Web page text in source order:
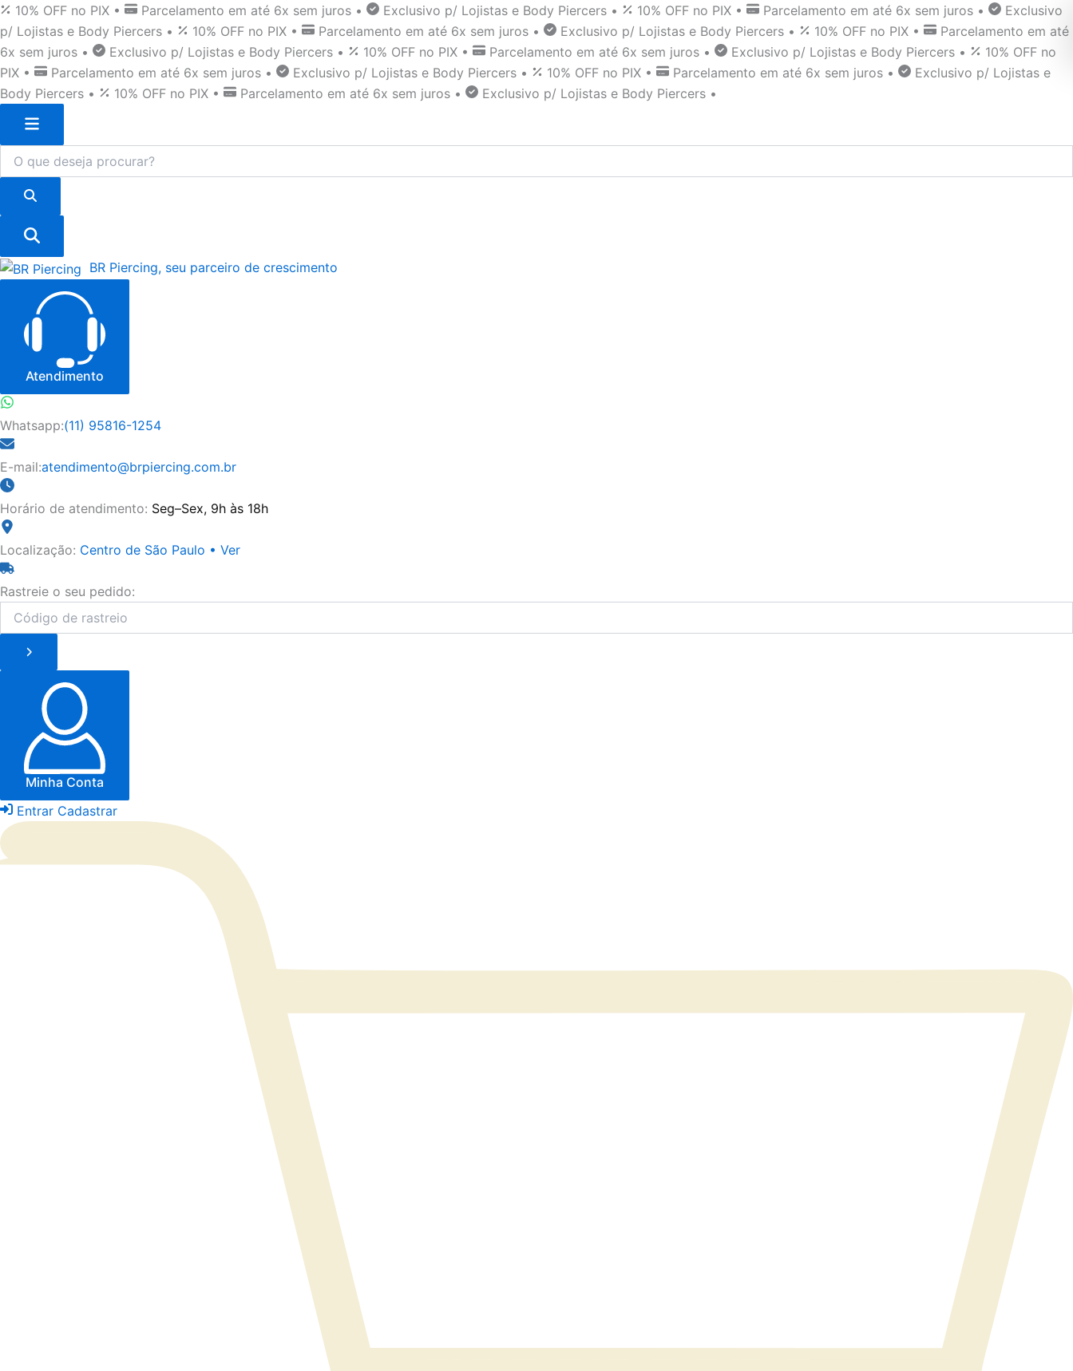
Pular
para
o
conteúdo
10% OFF no PIX • Parcelamento em até 6x sem juros • Exclusivo p/ Lojistas e Body Piercers • 10% OFF no PIX • Parcelamento em até 6x sem juros •
Exclusivo
p/ Lojistas e Body Piercers • 10% OFF no PIX • Parcelamento em até 6x sem juros • Exclusivo p/ Lojistas e Body Piercers • 10% OFF no PIX •
Parcelamento em até
6x sem juros • Exclusivo p/ Lojistas e Body Piercers • 10% OFF no PIX • Parcelamento em até 6x sem juros • Exclusivo p/ Lojistas e Body Piercers •
10% OFF no
PIX • Parcelamento em até 6x sem juros • Exclusivo p/ Lojistas e Body Piercers • 10% OFF no PIX • Parcelamento em até 6x sem juros •
Exclusivo p/ Lojistas e
Body Piercers • 10% OFF no PIX • Parcelamento em até 6x sem juros • Exclusivo p/ Lojistas e Body Piercers •
BR Piercing, seu parceiro de crescimento
Atendimento
Whatsapp:(11) 95816-1254
E-mail:atendimento@brpiercing.com.br
Horário de atendimento: Seg–Sex, 9h às 18h
Localização: Centro de São Paulo • Ver
Rastreie o seu pedido:
Minha Conta
Entrar Cadastrar